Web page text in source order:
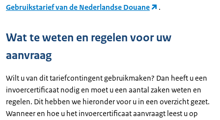
Gebruikstarief van de Nederlandse Douane
.
Wat te weten en regelen voor uw
aanvraag
Wilt u van dit tariefcontingent gebruikmaken? Dan heeft u een
invoercertificaat nodig en moet u een aantal zaken weten en
regelen. Dit hebben we hieronder voor u in een overzicht gezet.
Wanneer en hoe u het invoercertificaat aanvraagt leest u op